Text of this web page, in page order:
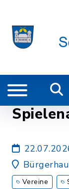
Vereine